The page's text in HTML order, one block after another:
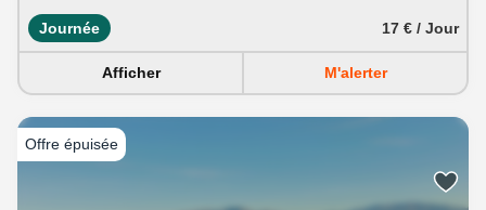
Journée 17 € / Jour
Afficher M'alerter